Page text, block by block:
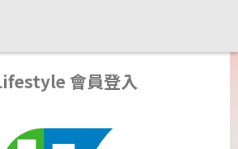
會員登入